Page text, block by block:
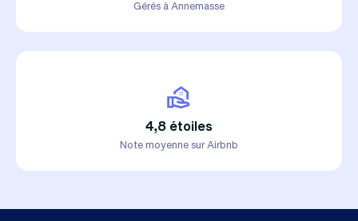
Gérés à Annemasse
4,8 étoiles
Note moyenne sur Airbnb